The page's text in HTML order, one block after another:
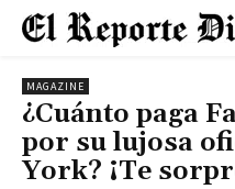
MAGAZINE
¿Cuánto paga
por su lujosa
York? ¡Te